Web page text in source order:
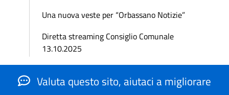
Una nuova veste per “Orbassano Notizie”
Diretta streaming Consiglio Comunale
13.10.2025
Valuta questo sito, aiutaci a migliorare